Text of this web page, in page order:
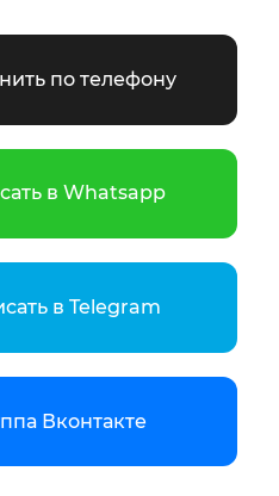
по телефону
в Whatsapp
в Telegram
Вконтакте